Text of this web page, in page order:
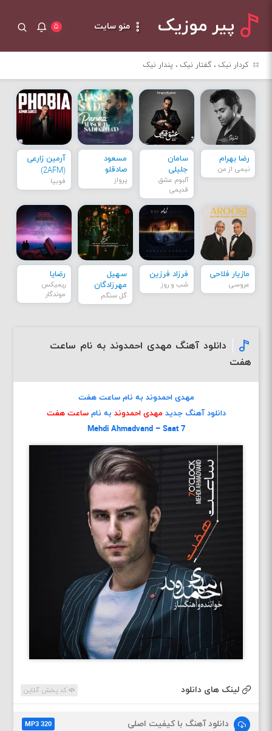
پیر موزیک منو سایت ۵
کردار نیک ، گفتار نیک ، پندار نیک
رضا بهرام
نیمی از من
سامان
جلیلی
آلبوم عشق
قدیمی
مسعود
صادقلو
پرواز
آرمین زارعی
(2AFM)
فوبیا
مازیار فلاحی
عروسی
فرزاد فرزین
شب و روز
سهیل
مهرزادگان
گل سنگم
رضایا
ریمیکس
موندگار
دانلود آهنگ مهدی احمدوند به نام ساعت
هفت
مهدی احمدوند به نام ساعت هفت
دانلود آهنگ جدید مهدی احمدوند به نامساعت هفت
Mehdi Ahmadvand – Saat 7
لینک های دانلود کد پخش آنلاین
دانلود آهنگ با کیفیت اصلی MP3 320